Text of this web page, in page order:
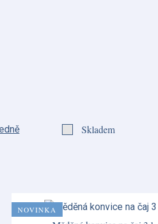
Skladem
NOVINKA